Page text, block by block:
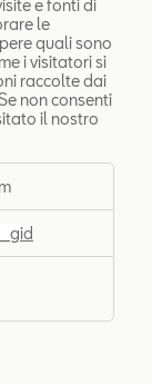
e fonti di
le
quali sono
i visitatori si
raccolte dai
non consenti
il nostro
_gid